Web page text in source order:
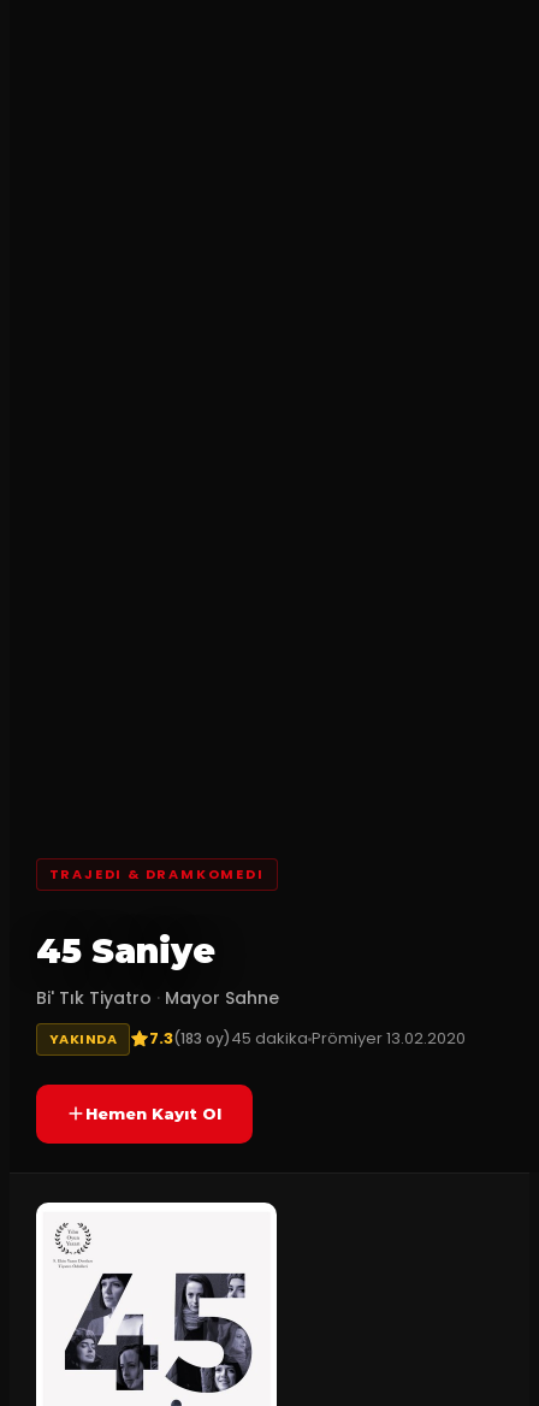
TRAJEDI & DRAMKOMEDI
45 Saniye
Bi' Tık Tiyatro · Mayor Sahne
YAKINDA 7.3(183 oy)45 dakikaPrömiyer13.02.2020
Hemen Kayıt Ol